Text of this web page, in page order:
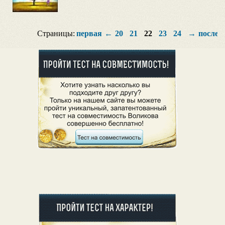
Страницы: первая ← 20 21 22 23 24 →